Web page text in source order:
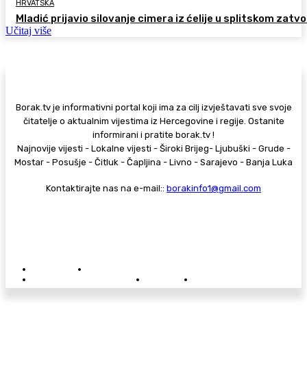
HRVATSKA
Mladić prijavio silovanje cimera iz ćelije u splitskom
Učitaj više
Borak.tv je informativni portal koji ima za cilj izvještavati sve svoje
čitatelje o aktualnim vijestima iz Hercegovine i regije. Ostanite
informirani i pratite borak.tv !
Najnovije vijesti - Lokalne vijesti - Široki Brijeg- Ljubuški - Grude -
Mostar - Posušje - Čitluk - Čapljina - Livno - Sarajevo - Banja Luka
Kontaktirajte nas na e-mail:: borakinfo1@gmail.com